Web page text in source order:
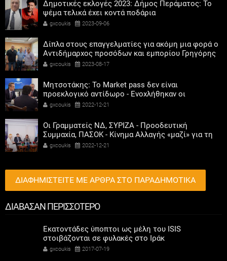
Δημοτικές εκλογές 2023: Δήμος Περάματος: Το
ψέμα τελικά έχει κοντά ποδάρια
gxcoukis 2023-09-06
Δίπλα στους επαγγελματίες για ακόμη μια φορά ο
Αντιδήμαρχος προσόδων και εμπορίου Γρηγόρης
Καψοκόλης
gxcoukis 2023-08-17
Μητσοτάκης: Το Market pass δεν είναι
προεκλογικό αντίδωρο - Ενοχλήθηκαν οι
αριστεροί του χαβιαριού
gxcoukis 2022-12-21
Οι Γραμματείς ΝΔ, ΣΥΡΙΖΑ - Προοδευτική
Συμμαχία, ΠΑΣΟΚ - Κίνημα Αλλαγής «μαζί» για τη
συμμετοχή των γυναικών στην πολιτική
gxcoukis 2022-12-21
ΔΙΑΦΗΜΙΣΤΕΙΤΕ ΜΕ ΑΡΘΡΑ ΣΤΟ ΠΑΡΑΔΗΜΟΤΙΚΑ
ΔΙΑΒΑΣΑΝ ΠΕΡΙΣΣΟΤΕΡΟ
Εκατοντάδες ύποπτοι ως μέλη του ISIS
στοιβάζονται σε φυλακές στο Ιράκ
gxcoukis 2017-07-19